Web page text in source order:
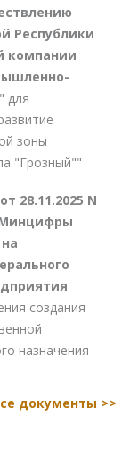
Республики
компании
для
зоны
"Грозный""
28.11.2025 N
Минцифры
создания
назначения
документы >>